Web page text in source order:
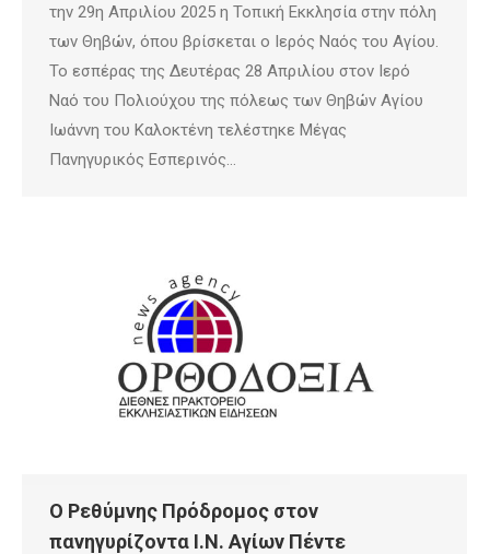
την 29η Απριλίου 2025 η Τοπική Εκκλησία στην πόλη
των Θηβών, όπου βρίσκεται ο Ιερός Ναός του Αγίου.
Το εσπέρας της Δευτέρας 28 Απριλίου στον Ιερό
Ναό του Πολιούχου της πόλεως των Θηβών Αγίου
Ιωάννη του Καλοκτένη τελέστηκε Μέγας
Πανηγυρικός Εσπερινός…
Ο Ρεθύμνης Πρόδρομος στον
πανηγυρίζοντα Ι.Ν. Αγίων Πέντε